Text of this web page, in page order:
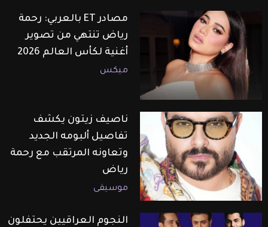
مصادر ET بالعربي: رحمة
رياض تنتهي من تصوير
أغنية لكأس العالم 2026
ميكس
ناصيف زيتون يكشف
تفاصيل ألبومه الجديد
وتعاونه المرتقب مع رحمة
رياض
موسيقى
النجوم العراقيين يحتفلون